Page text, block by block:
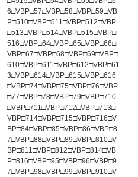
6□VBP□57□VBP□58□VBP□59□VB
P□510□VBP□511□VBP□512□VBP
□513□VBP□514□VBP□515□VBP□
516□VBP□64□VBP□65□VBP□66□
VBP□67□VBP□68□VBP□69□VBP□
610□VBP□611□VBP□612□VBP□61
3□VBP□614□VBP□615□VBP□616
□VBP□74□VBP□75□VBP□76□VBP
□77□VBP□78□VBP□79□VBP□710
□VBP□711□VBP□712□VBP□713□
VBP□714□VBP□715□VBP□716□V
BP□84□VBP□85□VBP□86□VBP□8
7□VBP□88□VBP□89□VBP□810□V
BP□811□VBP□812□VBP□814□VB
P□816□VBP□95□VBP□96□VBP□9
7□VBP□98□VBP□99□VBP□910□V